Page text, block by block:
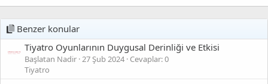
Benzer konular
Tiyatro Oyunlarının Duygusal Derinliği ve Etkisi
Başlatan Nadir 27 Şub 2024 Cevaplar: 0
Tiyatro